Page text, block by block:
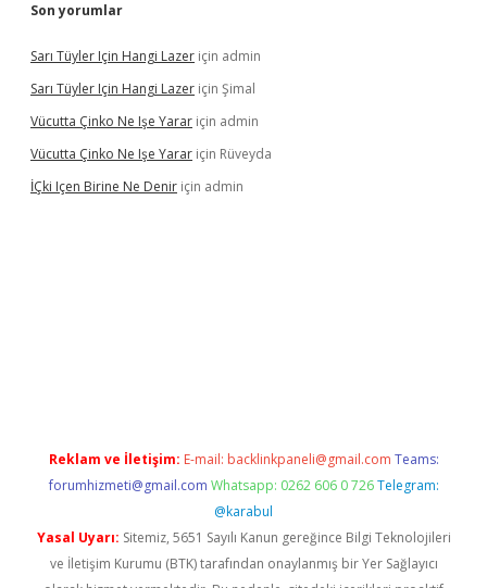
Son yorumlar
Sarı Tüyler Için Hangi Lazer için admin
Sarı Tüyler Için Hangi Lazer için Şimal
Vücutta Çinko Ne Işe Yarar için admin
Vücutta Çinko Ne Işe Yarar için Rüveyda
İÇki Içen Birine Ne Denir için admin
Reklam ve İletişim: E-mail: backlinkpaneli@gmail.com Teams:
forumhizmeti@gmail.com Whatsapp: 0262 606 0 726 Telegram:
@karabul
Yasal Uyarı: Sitemiz, 5651 Sayılı Kanun gereğince Bilgi Teknolojileri
ve İletişim Kurumu (BTK) tarafından onaylanmış bir Yer Sağlayıcı